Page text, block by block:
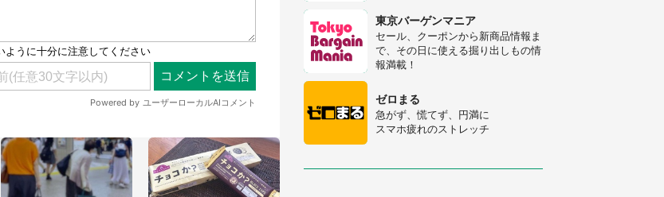
東京バーゲンマニア
セール、クーポンから新商品情報ま
で、その日に使える掘り出しもの情
報満載！
ゼロまる
急がず、慌てず、円満に
スマホ疲れのストレッチ